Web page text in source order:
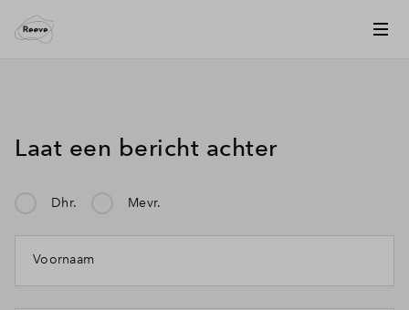
Laat een bericht achter
Dhr. Mevr.
Voornaam
Mijn klacht gaat over: